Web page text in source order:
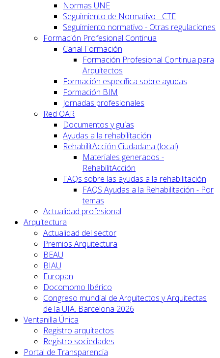
Normas UNE
Seguimiento de Normativo - CTE
Seguimiento normativo - Otras regulaciones
Formación Profesional Continua
Canal Formación
Formación Profesional Continua para
Arquitectos
Formación específica sobre ayudas
Formación BIM
Jornadas profesionales
Red OAR
Documentos y guías
Ayudas a la rehabilitación
RehabilitAcción Ciudadana (local)
Materiales generados -
RehabilitAcción
FAQs sobre las ayudas a la rehabilitación
FAQS Ayudas a la Rehabilitación - Por
temas
Actualidad profesional
Arquitectura
Actualidad del sector
Premios Arquitectura
BEAU
BIAU
Europan
Docomomo Ibérico
Congreso mundial de Arquitectos y Arquitectas
de la UIA. Barcelona 2026
Ventanilla Única
Registro arquitectos
Registro sociedades
Portal de Transparencia